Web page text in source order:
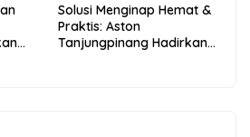
Solusi Menginap Hemat &
Praktis: Aston
Tanjungpinang Hadirkan